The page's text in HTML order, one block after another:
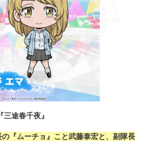
途春千夜』
『ムーチョ』こと武藤泰宏と、副隊長